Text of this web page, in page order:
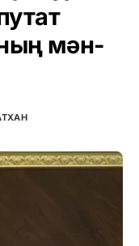
мән-